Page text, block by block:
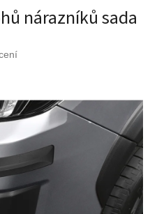
nárazníků sada